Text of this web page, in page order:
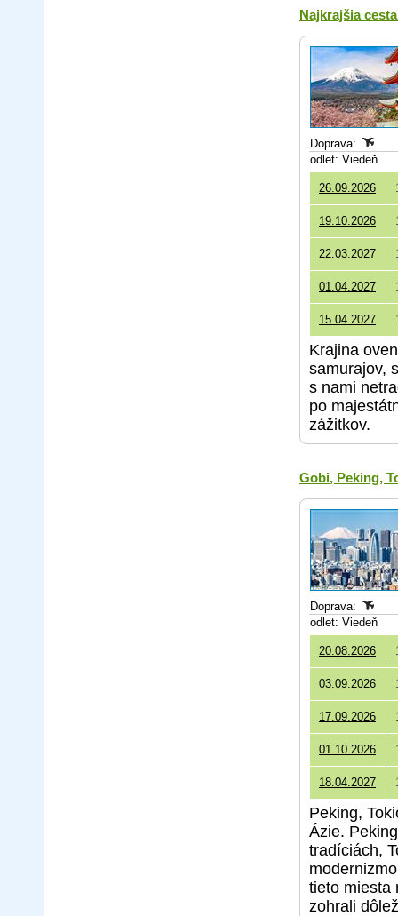
Najkrajšia
Doprava:
odlet: Viedeň
26.09.2026
19.10.2026
22.03.2027
01.04.2027
15.04.2027
Krajina
samurajov,
s nami
po
zážitkov.
Gobi, Peking,
Doprava:
odlet: Viedeň
20.08.2026
03.09.2026
17.09.2026
01.10.2026
18.04.2027
Peking,
Ázie.
tradíciách,
tieto miesta
zohrali